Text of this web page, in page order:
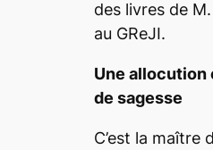
des livres de
au GReJI.
Une allocution
de sagesse
C’est la maître